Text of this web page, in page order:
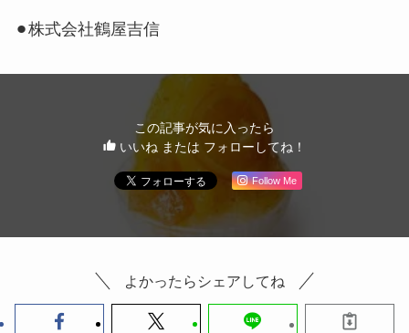
⚫︎株式会社鶴屋吉信
この記事が気に入ったら
いいね または フォローしてね！
Follow Me
よかったらシェアしてね